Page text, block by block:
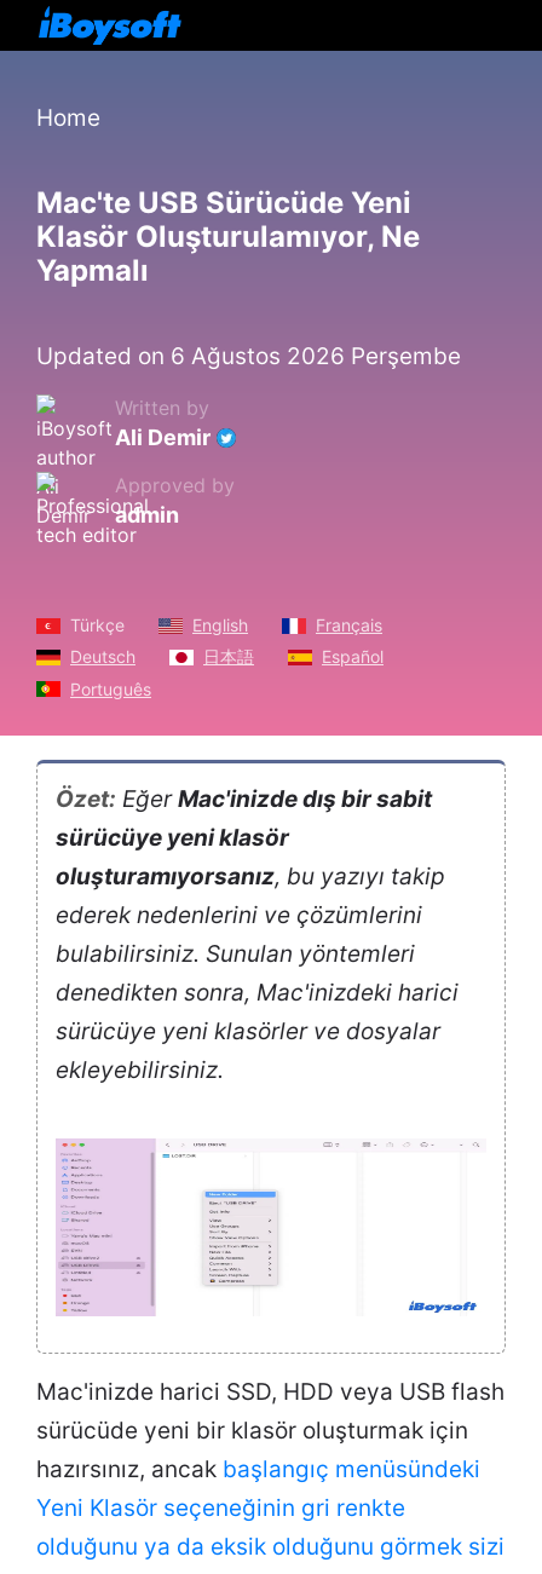
Home
Mac'te USB Sürücüde Yeni
Klasör Oluşturulamıyor, Ne
Yapmalı
Updated on 6 Ağustos 2026 Perşembe
Written by
Ali Demir
Approved by
admin
Türkçe English
Français
Deutsch
日本語
Español
Português
Özet: EğerMac'inizde dış bir sabit
sürücüye yeni klasör
oluşturamıyorsanız, bu yazıyı takip
ederek nedenlerini ve çözümlerini
bulabilirsiniz. Sunulan yöntemleri
denedikten sonra, Mac'inizdeki harici
sürücüye yeni klasörler ve dosyalar
ekleyebilirsiniz.
Mac'inizde harici SSD, HDD veya USB flash
sürücüde yeni bir klasör oluşturmak için
hazırsınız, ancak başlangıç menüsündeki
Yeni Klasör seçeneğinin gri renkte
olduğunu ya da eksik olduğunu görmek sizi